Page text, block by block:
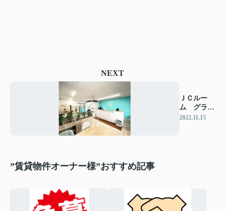
NEXT
ＪＣルー
ム グラン
ドオープ
2022.11.15
”賃貸物件オーナー様”おすすめ記事